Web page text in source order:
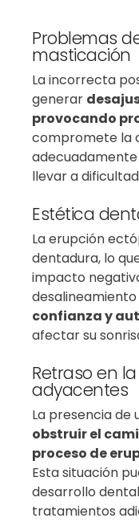
Problemas
masticación
La incorrecta
generar
provocando
compromete la
adecuadamente
llevar a
Estética
La erupción
dentadura, lo
impacto
desalineamiento
confianza y
afectar su
Retraso en
adyacentes
La presencia de
obstruir el
proceso de
Esta situación
desarrollo
tratamientos